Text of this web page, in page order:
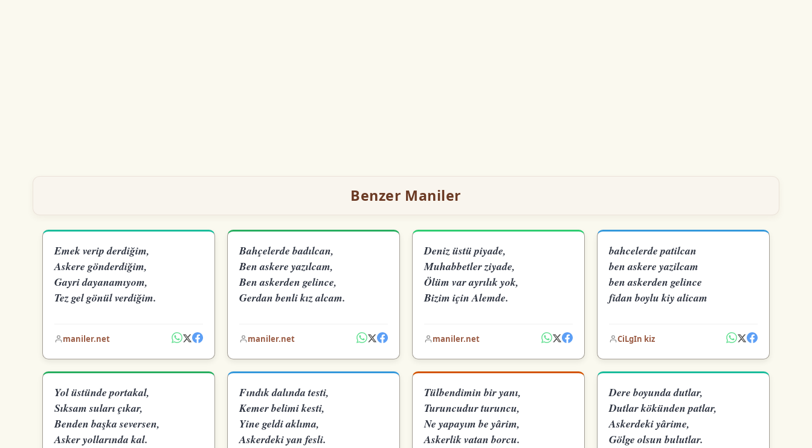
Benzer Maniler
Emek verip derdiğim,
Askere gönderdiğim,
Gayri dayanamıyom,
Tez gel gönül verdiğim.
maniler.net
Bahçelerde badılcan,
Ben askere yazılcam,
Ben askerden gelince,
Gerdan benli kız alcam.
maniler.net
Deniz üstü piyade,
Muhabbetler ziyade,
Ölüm var ayrılık yok,
Bizim için Alemde.
maniler.net
bahcelerde patilcan
ben askere yazilcam
ben askerden gelince
fidan boylu kiy alicam
CiLgIn kiz
Yol üstünde portakal,
Sıksam suları çıkar,
Benden başka seversen,
Asker yollarında kal.
Fındık dalında testi,
Kemer belimi kesti,
Yine geldi aklıma,
Askerdeki yan fesli.
Tülbendimin bir yanı,
Turuncudur turuncu,
Ne yapayım be yârim,
Askerlik vatan borcu.
Dere boyunda dutlar,
Dutlar kökünden patlar,
Askerdeki yârime,
Gölge olsun bulutlar.